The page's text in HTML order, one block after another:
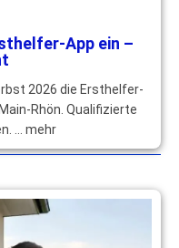
App ein –
2026 die Ersthelfer-
Rhön. Qualifizierte
… mehr